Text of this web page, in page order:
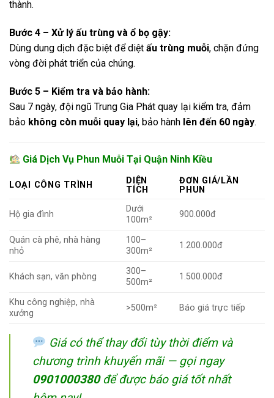
thành.
Bước 4 – Xử lý ấu trùng và ổ bọ gậy:
Dùng dung dịch đặc biệt để diệt ấu trùng muỗi, chặn đứng
vòng đời phát triển của chúng.
Bước 5 – Kiểm tra và bảo hành:
Sau 7 ngày, đội ngũ Trung Gia Phát quay lại kiểm tra, đảm
bảo không còn muỗi quay lại, bảo hành lên đến 60 ngày.
Giá Dịch Vụ Phun Muỗi Tại Quận Ninh Kiều
LOẠI CÔNG TRÌNH
DIỆN
TÍCH
ĐƠN GIÁ/LẦN
PHUN
Hộ gia đình
Dưới
100m²
900.000đ
Quán cà phê, nhà hàng
nhỏ
100–
300m²
1.200.000đ
Khách sạn, văn phòng
300–
500m²
1.500.000đ
Khu công nghiệp, nhà
xưởng
>500m² Báo giá trực tiếp
Giá có thể thay đổi tùy thời điểm và
chương trình khuyến mãi — gọi ngay
0901000380để được báo giá tốt nhất